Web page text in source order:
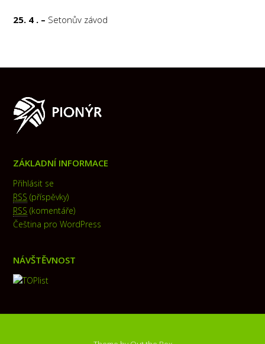
25. 4 . – Setonův závod
ZÁKLADNÍ INFORMACE
Přihlásit se
RSS (příspěvky)
RSS (komentáře)
Čeština pro WordPress
NÁVŠTĚVNOST